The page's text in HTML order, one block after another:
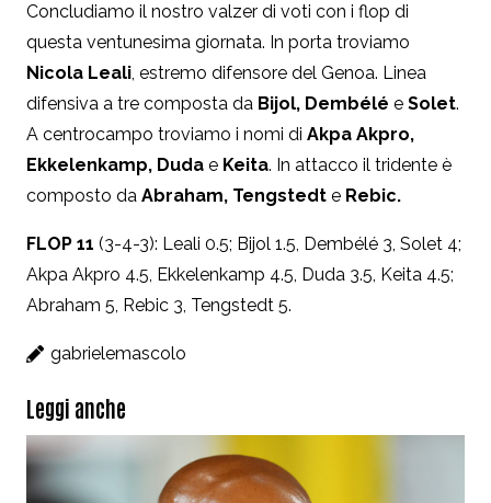
Concludiamo il nostro valzer di voti con i flop di
questa ventunesima giornata. In porta troviamo
Nicola Leali, estremo difensore del Genoa. Linea
difensiva a tre composta da Bijol, Dembélé e Solet.
A centrocampo troviamo i nomi di Akpa Akpro,
Ekkelenkamp, Duda e Keita. In attacco il tridente è
composto da Abraham, Tengstedt e Rebic.
FLOP 11 (3-4-3): Leali 0.5; Bijol 1.5, Dembélé 3, Solet 4;
Akpa Akpro 4.5, Ekkelenkamp 4.5, Duda 3.5, Keita 4.5;
Abraham 5, Rebic 3, Tengstedt 5.
gabrielemascolo
Leggi anche